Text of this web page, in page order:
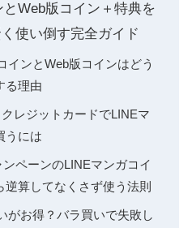
Web版コイン＋特典を
使い倒す完全ガイド
インとWeb版コインはどう
る理由
レジットカードでLINEマ
うには
ペーンのLINEマンガコイ
逆算してなくさず使う法則
がお得？バラ買いで失敗し